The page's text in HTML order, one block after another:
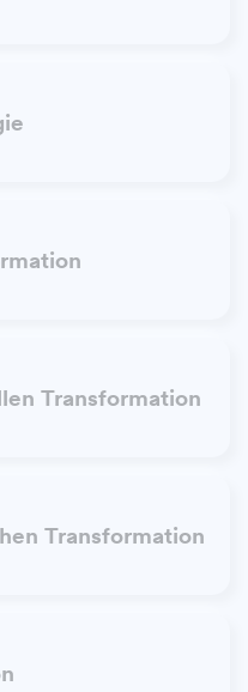
Transformation
Transformation